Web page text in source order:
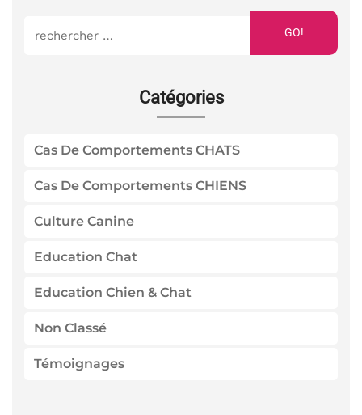
GO!
Catégories
Cas De Comportements CHATS
Cas De Comportements CHIENS
Culture Canine
Education Chat
Education Chien & Chat
Non Classé
Témoignages